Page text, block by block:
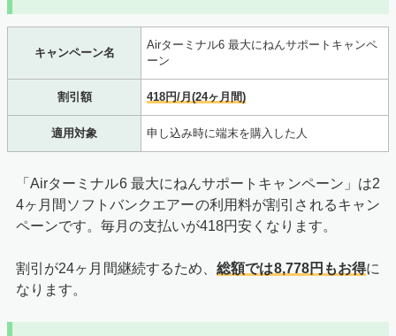
キャンペーン名
Airターミナル6 最大にねんサポートキャンペ
ーン
割引額 418円/月(24ヶ月間)
適用対象 申し込み時に端末を購入した人
「Airターミナル6 最大にねんサポートキャンペーン」は2
4ヶ月間ソフトバンクエアーの利用料が割引されるキャン
ペーンです。毎月の支払いが418円安くなります。
割引が24ヶ月間継続するため、総額では8,778円もお得に
なります。